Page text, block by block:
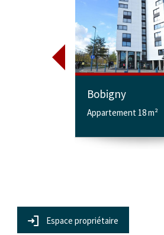
Bobigny
Appartement 18 m²
Espace propriétaire